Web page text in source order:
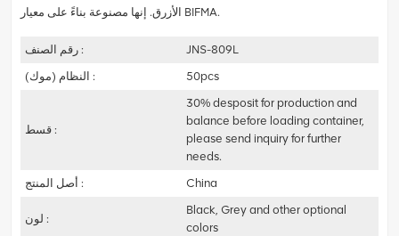
الأزرق. إنها مصنوعة بناءً على معيار BIFMA.
رقم الصنف :
JNS-809L
النظام (موك) :
50pcs
قسط :
30% desposit for production and
balance before loading container,
please send inquiry for further
needs.
أصل المنتج :
China
لون :
Black, Grey and other optional
colors